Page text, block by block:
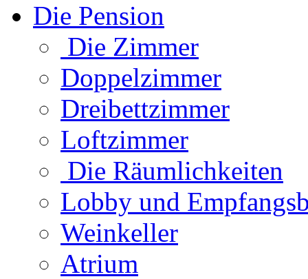
Die Pension
Die Zimmer
Doppelzimmer
Dreibettzimmer
Loftzimmer
Die Räumlichkeiten
Lobby und
Weinkeller
Atrium